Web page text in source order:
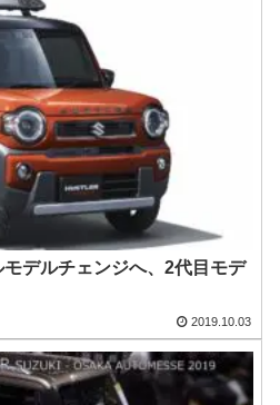
デルチェンジへ、2代目モデ
2019.10.03